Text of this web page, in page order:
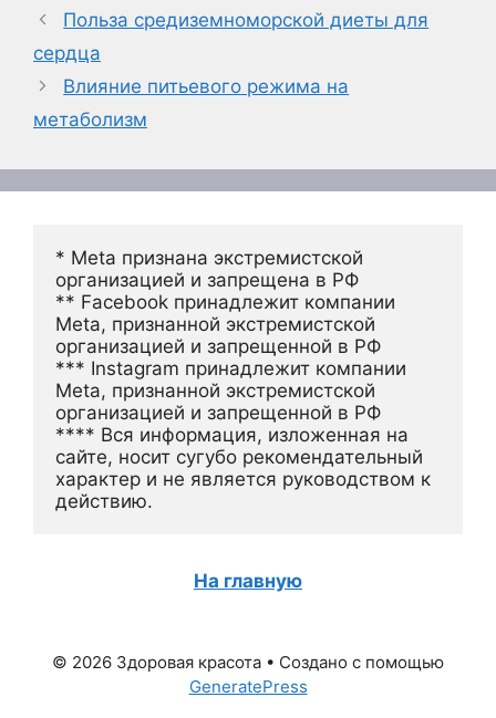
Польза средиземноморской диеты для
сердца
Влияние питьевого режима на
метаболизм
* Meta признана экстремистской
организацией и запрещена в РФ
** Facebook принадлежит компании
Meta, признанной экстремистской
организацией и запрещенной в РФ
*** Instagram принадлежит компании
Meta, признанной экстремистской
организацией и запрещенной в РФ
**** Вся информация, изложенная на
сайте, носит сугубо рекомендательный
характер и не является руководством к
действию.
На главную
© 2026 Здоровая красота • Создано с помощью
GeneratePress